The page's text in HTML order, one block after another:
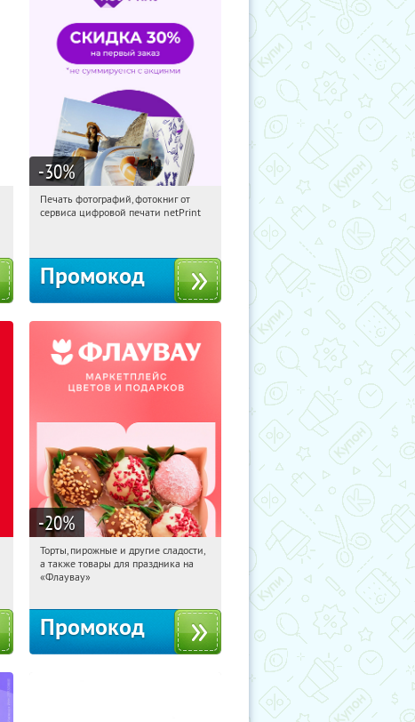
-30%
23:27:33 Получили:
Печать фотографий, фотокниг от
сервиса цифровой печати netPrint
Промокод
-20%
23:27:33 Получили:
Россия
Торты, пирожные и другие сладости,
а также товары для праздника на
«Флаувау»
Промокод